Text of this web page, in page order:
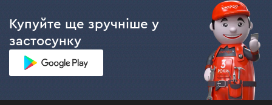
Купуйте ще зручніше у
застосунку